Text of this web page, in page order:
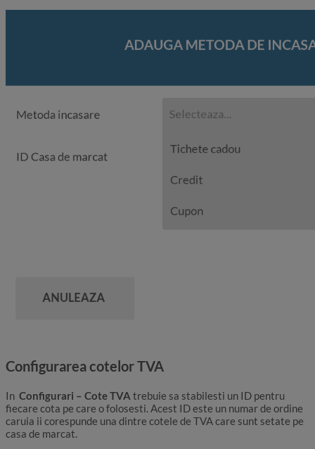
Configurarea cotelor TVA
In Configurari – Cote TVA trebuie sa stabilesti un ID pentru
fiecare cota pe care o folosesti. Acest ID este un numar de ordine
caruia ii corespunde una dintre cotele de TVA care sunt setate pe
casa de marcat.